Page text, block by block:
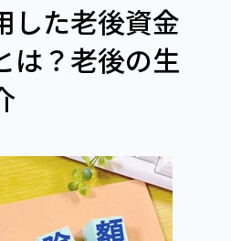
した老後資金
は？老後の生